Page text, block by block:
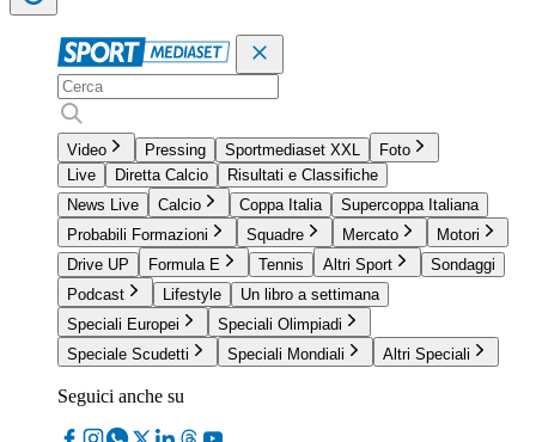
Video Pressing Sportmediaset XXL
Foto
Live
Diretta Calcio
Risultati e Classifiche
News Live
Calcio Coppa Italia
Supercoppa Italiana
Probabili Formazioni
Squadre Mercato
Motori
Drive UP
Formula E Tennis Altri Sport
Sondaggi
Podcast
Lifestyle
Un libro a settimana
Speciali Europei
Speciali Olimpiadi
Speciale Scudetti
Speciali Mondiali Altri Speciali
Seguici anche su